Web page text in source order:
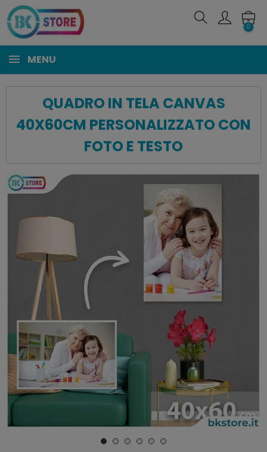
0
MENU
QUADRO IN TELA CANVAS
40X60CM PERSONALIZZATO CON
FOTO E TESTO